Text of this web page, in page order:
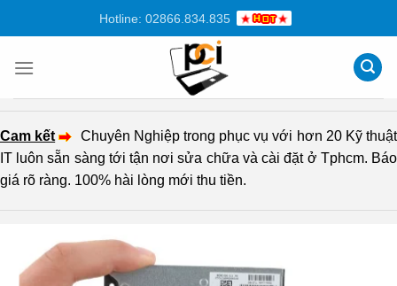
dung
Hotline: 02866.834.835
Cam kết
Chuyên Nghiệp trong phục vụ với hơn 20 Kỹ thuật
IT luôn sẵn sàng tới tận nơi sửa chữa và cài đặt ở Tphcm. Báo
giá rõ ràng. 100% hài lòng mới thu tiền.